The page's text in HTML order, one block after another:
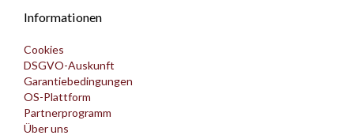
Informationen
Cookies
DSGVO-Auskunft
Garantiebedingungen
OS-Plattform
Partnerprogramm
Über uns